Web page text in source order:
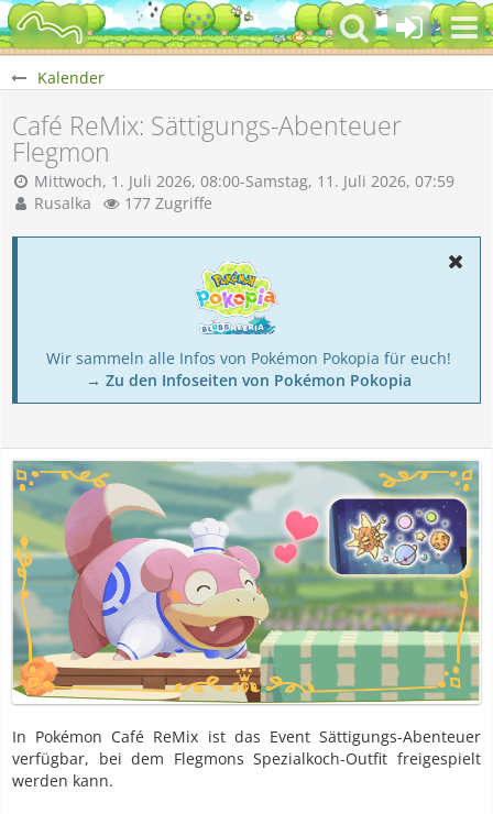
Kalender
Café ReMix: Sättigungs-Abenteuer
Flegmon
Mittwoch, 1. Juli 2026, 08:00-Samstag, 11. Juli 2026, 07:59
Rusalka
177 Zugriffe
Wir sammeln alle Infos von Pokémon Pokopia für euch!
→ Zu den Infoseiten von Pokémon Pokopia
In Pokémon Café ReMix ist das Event Sättigungs-Abenteuer
verfügbar, bei dem Flegmons Spezialkoch-Outfit freigespielt
werden kann.